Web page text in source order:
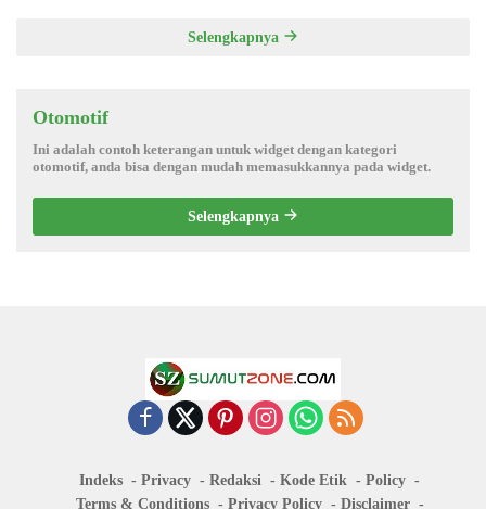
Selengkapnya
Otomotif
Ini adalah contoh keterangan untuk widget dengan kategori
otomotif, anda bisa dengan mudah memasukkannya pada widget.
Selengkapnya
Indeks Privacy Redaksi Kode Etik
Policy
Terms & Conditions
Privacy Policy Disclaimer